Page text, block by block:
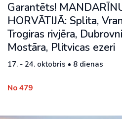
Garantēts!
HORVĀTIJĀ: Splita,
Trogiras rivjēra,
Mostāra, Plitvicas ezeri
17. - 24. oktobris • 8 dienas
No 479